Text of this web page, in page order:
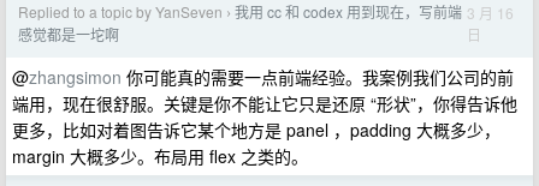
Replied to a topic by YanSeven › 我用 cc 和 codex 用到现在，写前端
感觉都是一坨啊
3 月 16
日
@zhangsimon 你可能真的需要一点前端经验。我案例我们公司的前
端用，现在很舒服。关键是你不能让它只是还原 “形状”，你得告诉他
更多，比如对着图告诉它某个地方是 panel ，padding 大概多少，
margin 大概多少。布局用 flex 之类的。